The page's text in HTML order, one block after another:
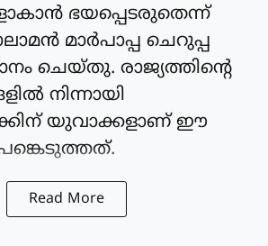
ഭയപ്പെടരുതെന്ന്
മാര്‍പാപ്പ ചെറുപ്പ
ചെയ്തു. രാജ്യത്തിന്റെ
നിന്നായി
യുവാക്കളാണ് ഈ
Read More